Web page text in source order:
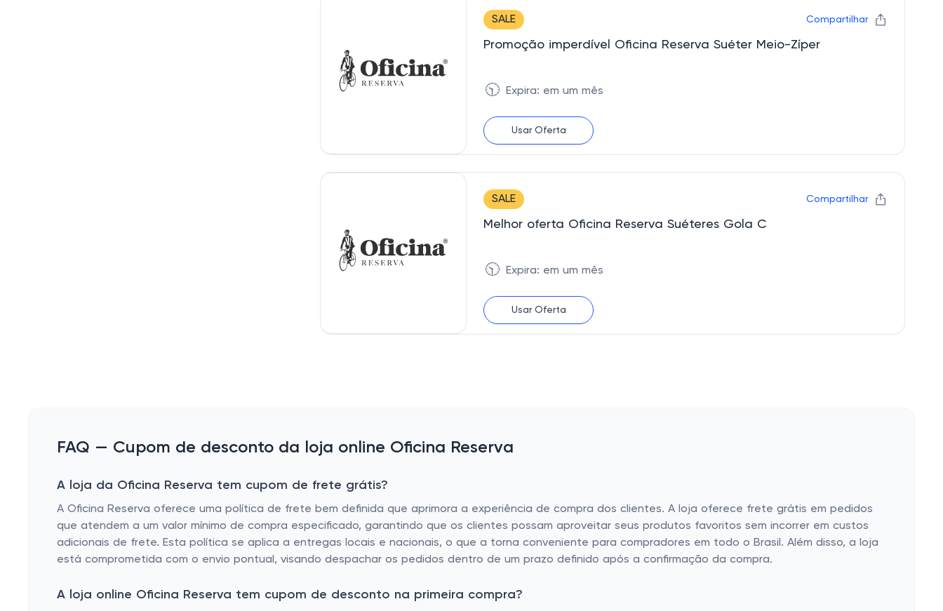
SALE Compartilhar
Promoção imperdível Oficina Reserva Suéter Meio-Zíper
🕥 Expira: em um mês
Usar Oferta
SALE Compartilhar
Melhor oferta Oficina Reserva Suéteres Gola C
🕥 Expira: em um mês
Usar Oferta
FAQ — Cupom de desconto da loja online Oficina Reserva
A loja da Oficina Reserva tem cupom de frete grátis?
A Oficina Reserva oferece uma política de frete bem definida que aprimora a experiência de compra dos clientes. A loja oferece frete grátis em pedidos
que atendem a um valor mínimo de compra especificado, garantindo que os clientes possam aproveitar seus produtos favoritos sem incorrer em custos
adicionais de frete. Esta política se aplica a entregas locais e nacionais, o que a torna conveniente para compradores em todo o Brasil. Além disso, a loja
está comprometida com o envio pontual, visando despachar os pedidos dentro de um prazo definido após a confirmação da compra.
A loja online Oficina Reserva tem cupom de desconto na primeira compra?